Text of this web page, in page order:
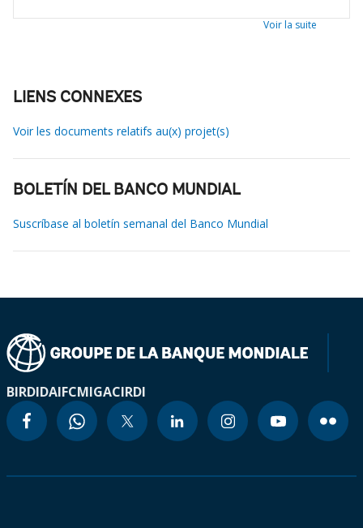
Voir la suite
LIENS CONNEXES
Voir les documents relatifs au(x) projet(s)
BOLETÍN DEL BANCO MUNDIAL
Suscríbase al boletín semanal del Banco Mundial
BIRDIDAIFCMIGACIRDI